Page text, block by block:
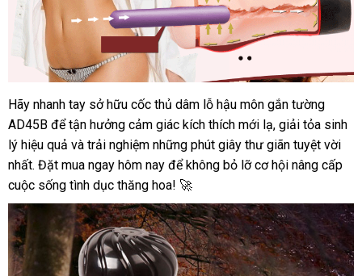
Cốc
Thủ
Dâm
Gắn
Tường
Rung
Siêu
Khít
Cho
Nam
Hãy nhanh tay sở hữu cốc thủ dâm lỗ hậu môn gắn tường
AD45B để tận hưởng cảm giác kích thích mới lạ, giải tỏa sinh
lý hiệu quả và trải nghiệm những phút giây thư giãn tuyệt vời
nhất. Đặt mua ngay hôm nay để không bỏ lỡ cơ hội nâng cấp
cuộc sống tình dục thăng hoa! 🚀